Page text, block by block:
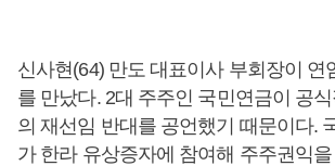
신사현(64) 만도 대표이사 부회장이 연
를 만났다. 2대 주주인 국민연금이 공
의 재선임 반대를 공언했기 때문이다.
가 한라 유상증자에 참여해 주주권익